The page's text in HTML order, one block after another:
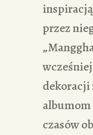
przez
dekoracji
czasów